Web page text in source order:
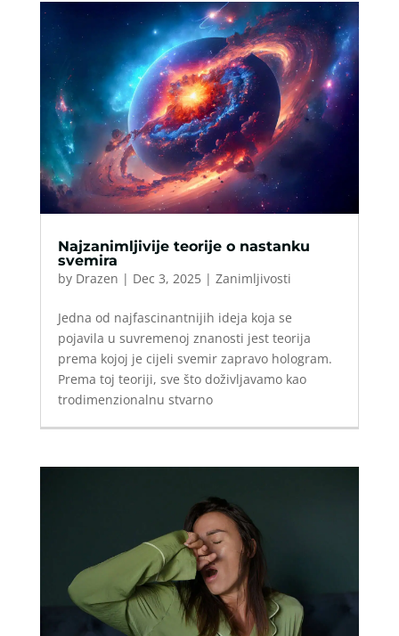
Najzanimljivije teorije o nastanku
svemira
by Drazen | Dec 3, 2025| Zanimljivosti
Jedna od najfascinantnijih ideja koja se
pojavila u suvremenoj znanosti jest teorija
prema kojoj je cijeli svemir zapravo hologram.
Prema toj teoriji, sve što doživljavamo kao
trodimenzionalnu stvarno